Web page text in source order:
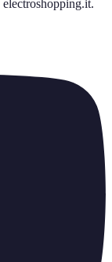
electroshopping.it.